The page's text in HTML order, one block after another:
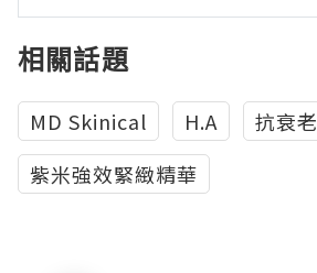
相關話題
MD Skinical H.A
抗衰老
紫米強效緊緻精華